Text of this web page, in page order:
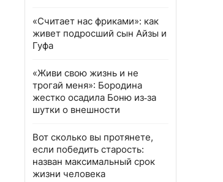
«Считает нас фриками»: как
живет подросший сын Айзы и
Гуфа
«Живи свою жизнь и не
трогай меня»: Бородина
жестко осадила Боню из‑за
шутки о внешности
Вот сколько вы протянете,
если победить старость:
назван максимальный срок
жизни человека